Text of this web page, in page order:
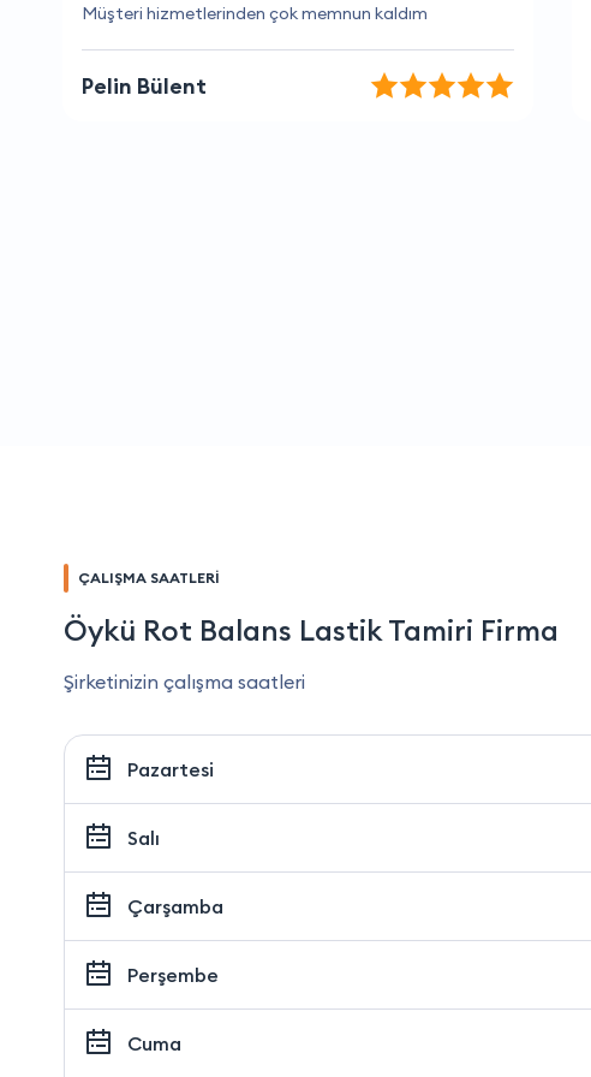
Her zaman hızlı ve etkili çözümler buluyorlar.
Berkant İnanç
ÇALIŞMA SAATLERİ
Öykü Rot Balans Lastik Tamiri Firma
Şirketinizin çalışma saatleri
Pazartesi
Salı
Çarşamba
Perşembe
Cuma